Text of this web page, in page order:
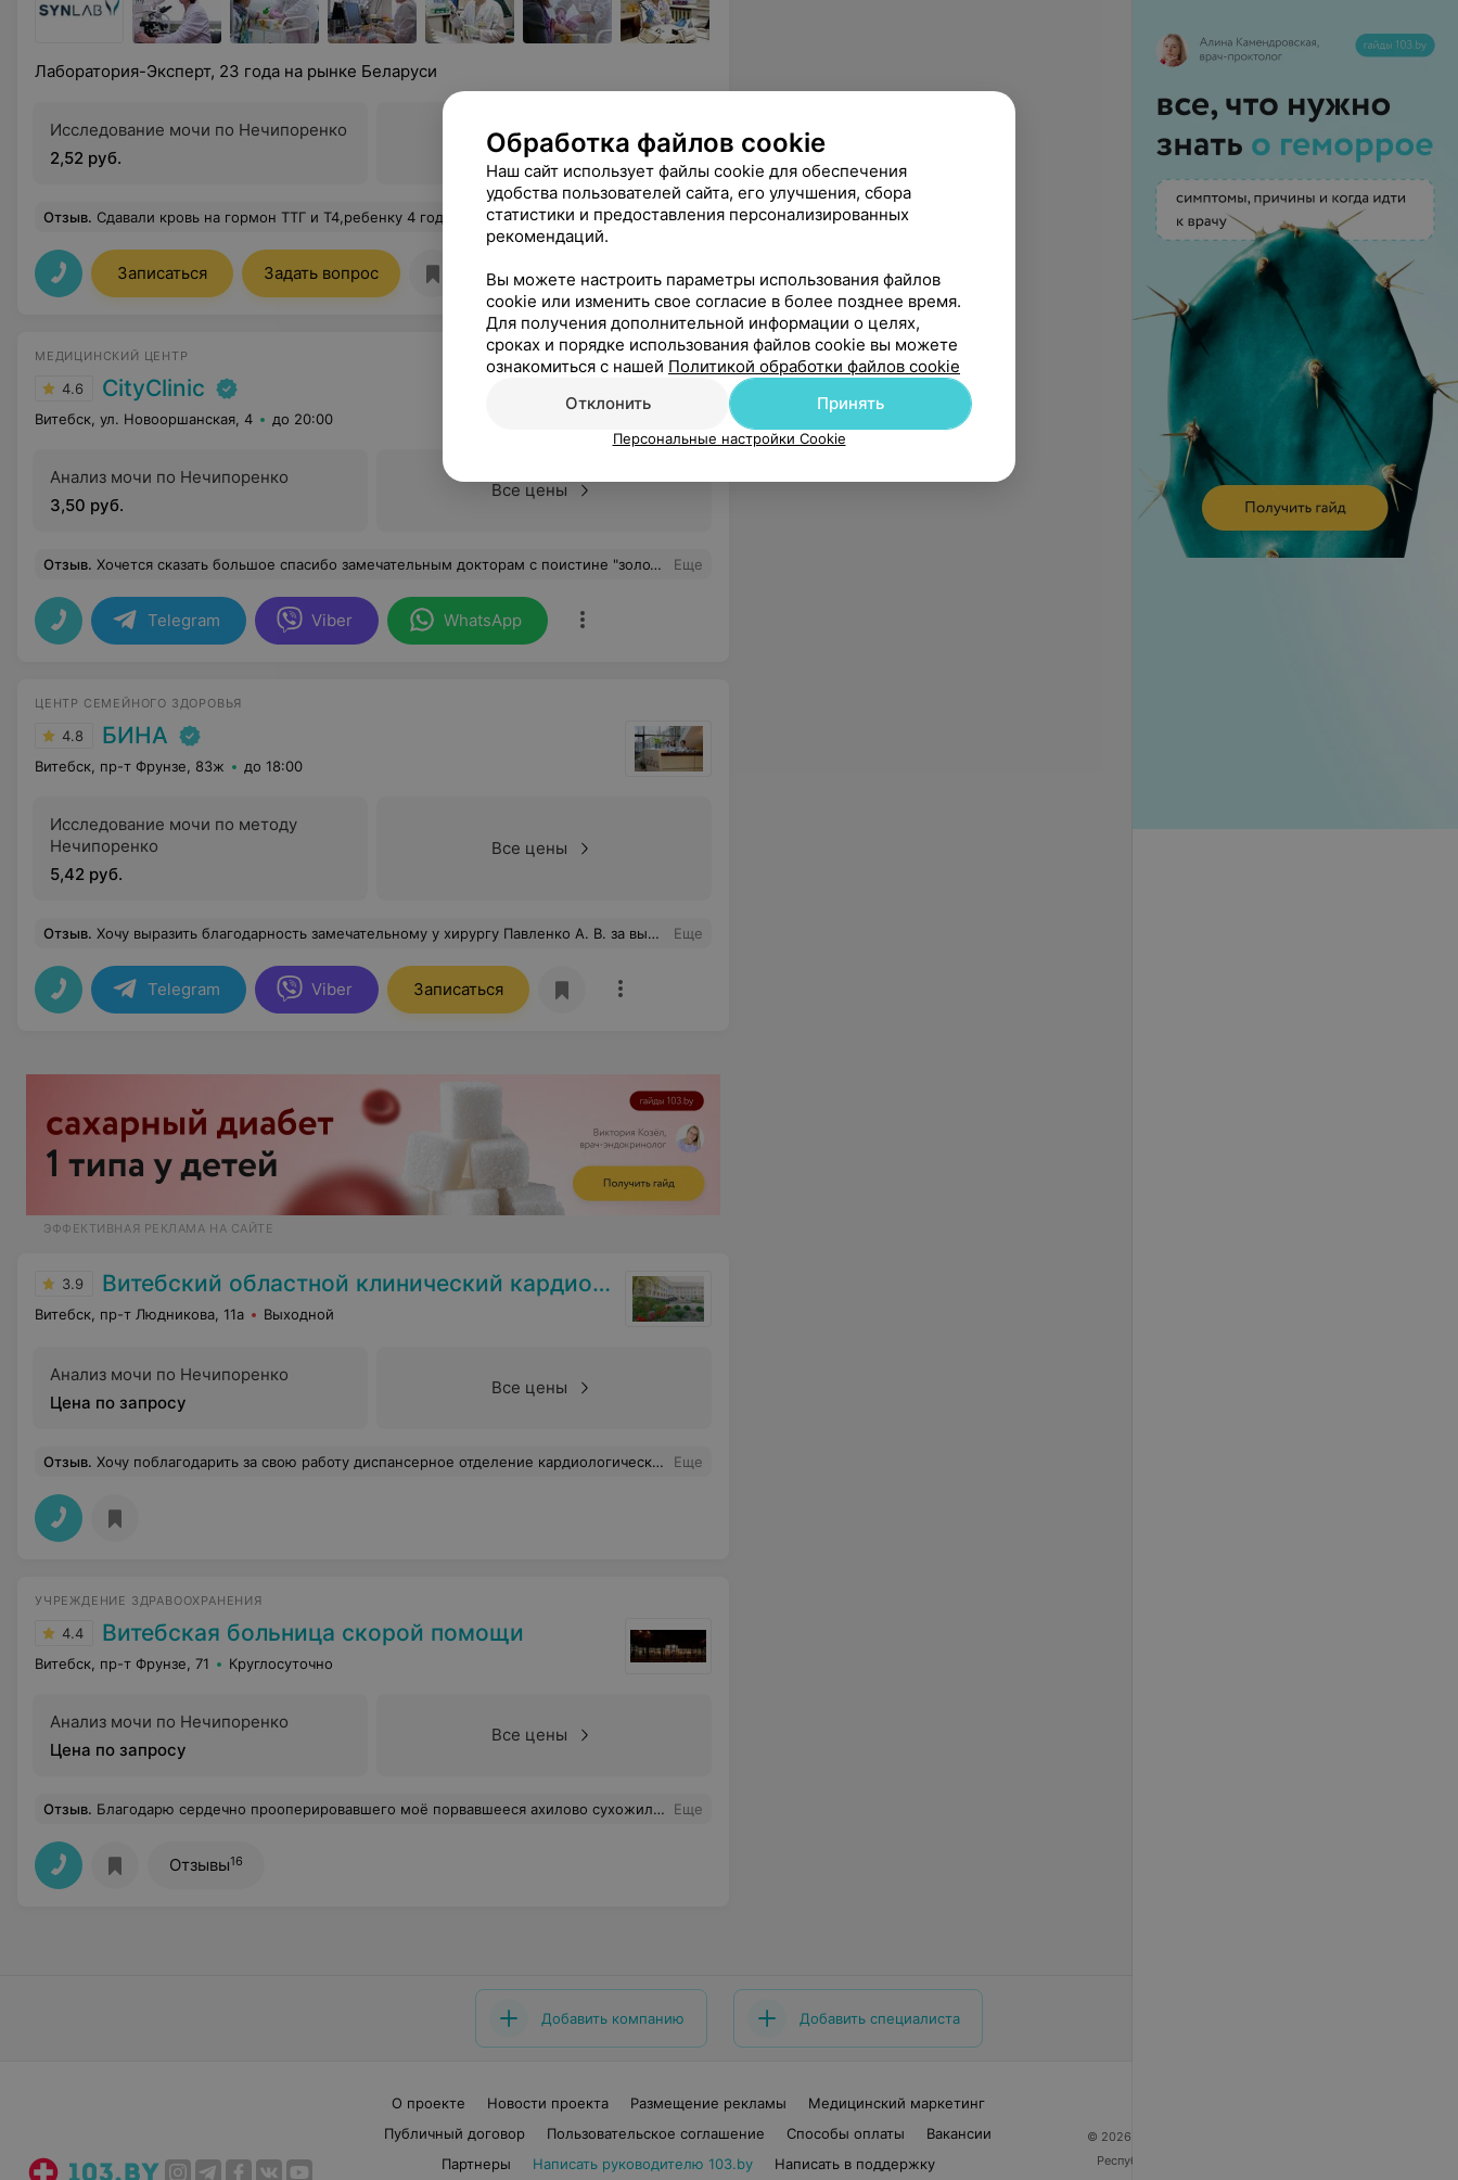
Лаборатория-Эксперт, 23 года на рынке Беларуси
Исследование мочи по Нечипоренко
2,52 руб.
Все цены
Отзыв. Сдавали кровь на гормон ТТГ и Т4,ребенку 4 года,кровь сдавали 2 раза уже здесь,очень быстро взяли что ребенок не успел испугаться,результат тоже быстрый, рекомендую,большое спасибо Синлаб. Еще
Записаться Задать вопрос Отзывы
МЕДИЦИНСКИЙ ЦЕНТР
4.6 CityClinic
Витебск, ул. Новооршанская, 4 до 20:00
Анализ мочи по Нечипоренко
3,50 руб.
Все цены
Отзыв. Хочется сказать большое спасибо замечательным докторам с поистине "золотыми" руками. Это Становенко Андрей Вячеславович и Шаричков Виталий Евгеньевич. Внимательные, чуткие. Настоящие профессионалы, несмотря на молодость. От души желаю им семейного благополучия, карьерного роста, материального благополучия. У таких ребят все будет на "отлично". Под стать им и х помощницы-медицинские сестры. Удачи вам, дорогие коллеги. Еще
Telegram Viber WhatsApp
ЦЕНТР СЕМЕЙНОГО ЗДОРОВЬЯ
4.8 БИНА
Витебск, пр-т Фрунзе, 83ж до 18:00
Исследование мочи по методу
Нечипоренко
5,42 руб.
Все цены
Отзыв. Хочу выразить благодарность замечательному у хирургу Павленко А. В. за выплненную 17 декабря 2025 г. верхнюю блефаропластику. Операция прошла безболезненно, только очень страшно было). Послеоперационный период проходит легко, боли не было вообще, и осложнений тоже. Прошло всего 2 недели после операции, а результат, как говорится, налицо. Глаза раскрылись, расширилось поле периферического зрения. Вначале глаза были не очень смметричные, что беспокоило, но я знала, что это должно пройти в течение 2-3 месяцев. И вот спустя всего 2 недели веки уже практически симметричные. Места разрезов тоже по-тихоньку приобретают нормальный вид, хорошо маскируются косметикой, которой стараюсь пока не пользоваться без особой необходимости. С нетерпением жду окончания восстановительного периода, чтоб прийти на нижнюю блефаропластику. Девочки, кто собирается делать, не бойтесь! Доктор замечательный! Да, ещё хочу поблагодарить его помощницу (к сожалению, не спросила имя, очень волновалась). Еще
Telegram Viber Записаться
ЭФФЕКТИВНАЯ РЕКЛАМА НА САЙТЕ
3.9 Витебский областной клинический кардиологический центр
Витебск, пр-т Людникова, 11а Выходной
Анализ мочи по Нечипоренко
Цена по запросу
Все цены
Отзыв. Хочу поблагодарить за свою работу диспансерное отделение кардиологического центра. Находился на больничном после перенесенного инфаркта и операции три месяца. Весьма слаженная работа коллектива, внимательные и толковые врачи. Конечно не без очередей, а где их нет. Отдельную благодарность выражаю медицинской сестре - Наталье Юрьевне, за чуткость и понимание, молодое поколение у нас не потеряно Еще
УЧРЕЖДЕНИЕ ЗДРАВООХРАНЕНИЯ
4.4 Витебская больница скорой помощи
Витебск, пр-т Фрунзе, 71 Круглосуточно
Анализ мочи по Нечипоренко
Цена по запросу
Все цены
Отзыв. Благодарю сердечно прооперировавшего моё порвавшееся ахилово сухожилие доктора Егора Сергеевича! Спокойствие, грамотность и неравнодушие! Спасибо Вам, доктор и Вашему помошнику Максиму Александровичу! Спасибо всем кто нас ремонтирует, ухаживает и помогает! Будьте здравы и Богом хранимы! С профессиональным праздником! Силы духа, благодарных пациентов, возрастания в таком не простом деле... Спасая - спасаетесь!!! Еще
Отзывы16
Добавить компанию Добавить специалиста
О проекте Новости проекта Размещение рекламы
Медицинский маркетинг
Публичный договор
Пользовательское соглашение Способы оплаты
Вакансии
Партнеры
Написать руководителю 103.by Написать в поддержку
© 2026 ООО «Артокс Лаб», УНП 191700409
Республика Беларусь, г. Минск, улица Толбухина, 2,
Обработка файлов cookie
Наш сайт использует файлы cookie для обеспечения
удобства пользователей сайта, его улучшения, сбора
статистики и предоставления персонализированных
рекомендаций.
Вы можете настроить параметры использования файлов
cookie или изменить свое согласие в более позднее время.
Для получения дополнительной информации о целях,
сроках и порядке использования файлов cookie вы можете
ознакомиться с нашей Политикой обработки файлов cookie
Отклонить
Принять
Персональные настройки Cookie